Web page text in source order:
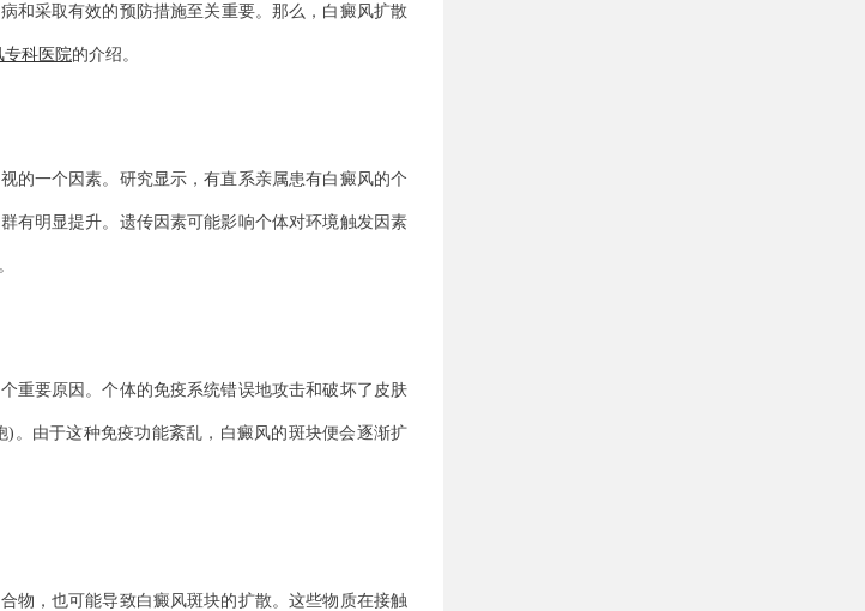
和采取有效的预防措施至关重要。那么，白癜风扩散
专科医院的介绍。
一个因素。研究显示，有直系亲属患有白癜风的个
有明显提升。遗传因素可能影响个体对环境触发因素
要原因。个体的免疫系统错误地攻击和破坏了皮肤
。由于这种免疫功能紊乱，白癜风的斑块便会逐渐扩
，也可能导致白癜风斑块的扩散。这些物质在接触